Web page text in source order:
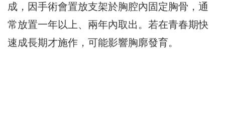
成，因手術會置放支架於胸腔內固定胸骨，通
常放置一年以上、兩年內取出。若在青春期快
速成長期才施作，可能影響胸廓發育。